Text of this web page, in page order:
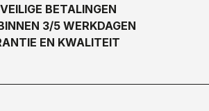
BETALINGEN
3/5 WERKDAGEN
EN KWALITEIT